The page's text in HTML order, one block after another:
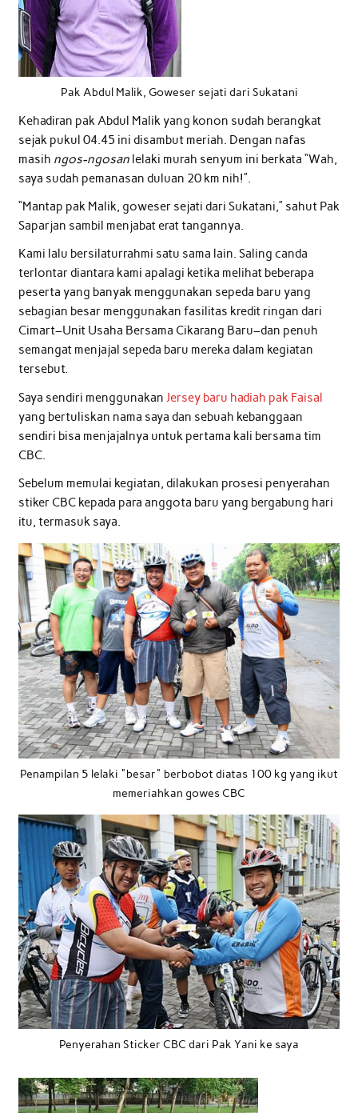
Pak Abdul Malik, Goweser sejati dari Sukatani
Kehadiran pak Abdul Malik yang konon sudah berangkat
sejak pukul 04.45 ini disambut meriah. Dengan nafas
masih ngos-ngosanlelaki murah senyum ini berkata “Wah,
saya sudah pemanasan duluan 20 km nih!”.
“Mantap pak Malik, goweser sejati dari Sukatani,” sahut Pak
Saparjan sambil menjabat erat tangannya.
Kami lalu bersilaturrahmi satu sama lain. Saling canda
terlontar diantara kami apalagi ketika melihat beberapa
peserta yang banyak menggunakan sepeda baru yang
sebagian besar menggunakan fasilitas kredit ringan dari
Cimart–Unit Usaha Bersama Cikarang Baru–dan penuh
semangat menjajal sepeda baru mereka dalam kegiatan
tersebut.
Saya sendiri menggunakan Jersey baru hadiah pak Faisal
yang bertuliskan nama saya dan sebuah kebanggaan
sendiri bisa menjajalnya untuk pertama kali bersama tim
CBC.
Sebelum memulai kegiatan, dilakukan prosesi penyerahan
stiker CBC kepada para anggota baru yang bergabung hari
itu, termasuk saya.
Penampilan 5 lelaki "besar" berbobot diatas 100 kg yang ikut
memeriahkan gowes CBC
Penyerahan Sticker CBC dari Pak Yani ke saya